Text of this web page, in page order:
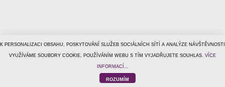
K PERSONALIZACI OBSAHU, POSKYTOVÁNÍ SLUŽEB SOCIÁLNÍCH SÍTÍ A ANALÝZE NÁVŠTĚVNOSTI
VYUŽÍVÁME SOUBORY COOKIE. POUŽÍVÁNÍM WEBU S TÍM VYJADŘUJETE SOUHLAS. VÍCE
INFORMACÍ...
ROZUMÍM
© 1996–2026Tiscali Media, a.s. ISSN 1801-5131
ochrana osobních údajů
helpdesk@tiscalimedia.cz